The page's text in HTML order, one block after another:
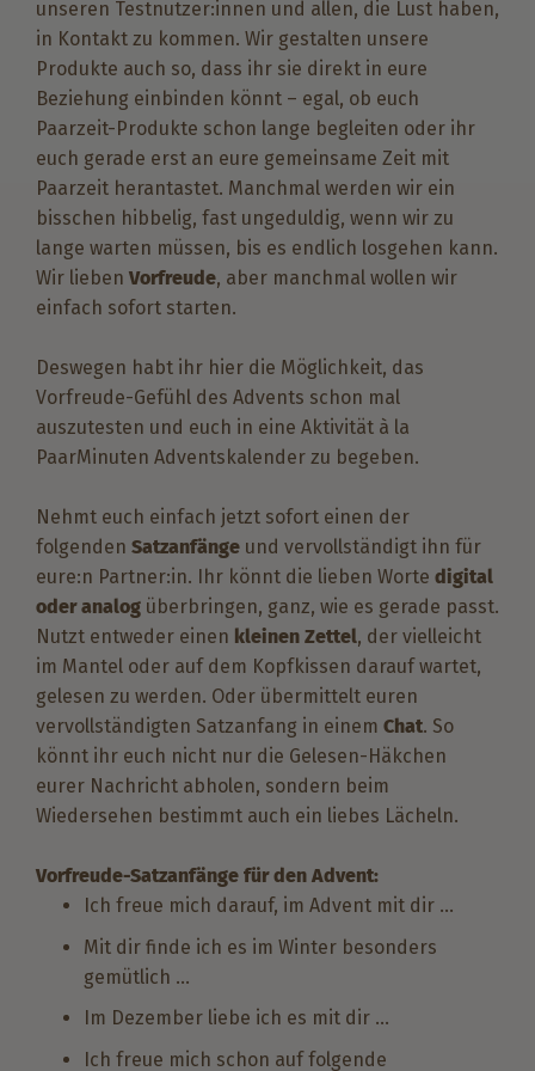
unseren Testnutzer:innen und allen, die Lust haben,
in Kontakt zu kommen. Wir gestalten unsere
Produkte auch so, dass ihr sie direkt in eure
Beziehung einbinden könnt – egal, ob euch
Paarzeit-Produkte schon lange begleiten oder ihr
euch gerade erst an eure gemeinsame Zeit mit
Paarzeit herantastet. Manchmal werden wir ein
bisschen hibbelig, fast ungeduldig, wenn wir zu
lange warten müssen, bis es endlich losgehen kann.
Wir lieben Vorfreude, aber manchmal wollen wir
einfach sofort starten.
Deswegen habt ihr hier die Möglichkeit, das
Vorfreude-Gefühl des Advents schon mal
auszutesten und euch in eine Aktivität à la
PaarMinuten Adventskalender zu begeben.
Nehmt euch einfach jetzt sofort einen der
folgenden Satzanfänge und vervollständigt ihn für
eure:n Partner:in. Ihr könnt die lieben Worte digital
oder analog überbringen, ganz, wie es gerade passt.
Nutzt entweder einen kleinen Zettel, der vielleicht
im Mantel oder auf dem Kopfkissen darauf wartet,
gelesen zu werden. Oder übermittelt euren
vervollständigten Satzanfang in einem Chat. So
könnt ihr euch nicht nur die Gelesen-Häkchen
eurer Nachricht abholen, sondern beim
Wiedersehen bestimmt auch ein liebes Lächeln.
Vorfreude-Satzanfänge für den Advent:
Ich freue mich darauf, im Advent mit dir …
Mit dir finde ich es im Winter besonders
gemütlich …
Im Dezember liebe ich es mit dir …
Ich freue mich schon auf folgende